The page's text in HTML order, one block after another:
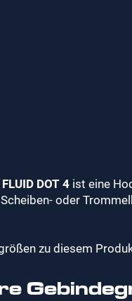
DOT 4 ist eine
oder
zu diesem